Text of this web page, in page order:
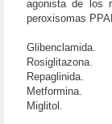
agonista de los
peroxisomas
Glibenclamida.
Rosiglitazona.
Repaglinida.
Metformina.
Miglitol.